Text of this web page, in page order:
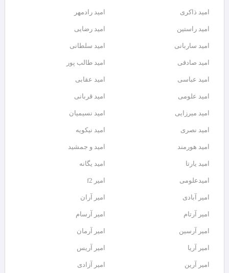
امید ذاکری امید رادمهر
امید راستین امید رضایی
امید ساربانی امید سلطانی
امید صادقی امید طالب پور
امید عباسی امید عقابی
امید علومی امید قربانی
امید میرزایی امید نسیمیان
امید نصری امید نیکویه
امید هورمند امید و جمشید
امید یارتا امید یگانه
امیدعلومی امیر f2
امیر آبادی امیر آران
امیر آرتام امیر آرسام
امیر آرسین امیر آرمان
امیر آریا امیر آریس
امیر آرین امیر آزادی